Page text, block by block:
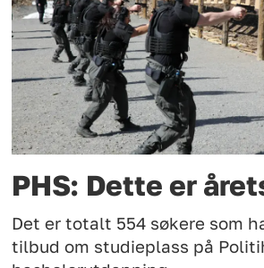
PHS: Dette er
Det er totalt 554 søkere som
tilbud om studieplass på